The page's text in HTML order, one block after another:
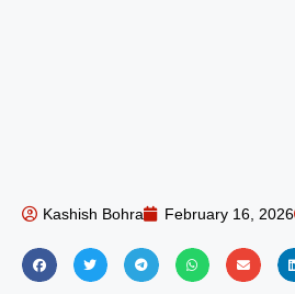
Kashish Bohra February 16, 2026